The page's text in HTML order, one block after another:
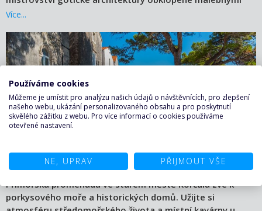
středomořskými uličkami. Toto historické srdce města
Více...
Přímořská promenáda ve starém městě Korčula zve k
porkysového moře a historických domů. Užijte si
Používáme cookies
Můžeme je umístit pro analýzu našich údajů o návštěvnících, pro zlepšení
našeho webu, ukázání personalizovaného obsahu a pro poskytnutí
skvělého zážitku z webu. Pro více informací o cookies používáme
otevřené nastavení.
NE, UPRAV PŘIJMOUT VŠE